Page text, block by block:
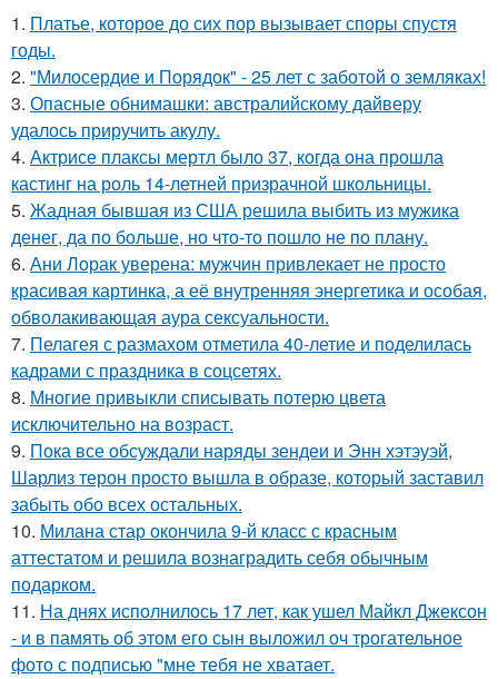
1. Платье, которое до сих пор вызывает споры спустя
годы.
2. "Милосердие и Порядок" - 25 лет с заботой о земляках!
3. Опасные обнимашки: австралийскому дайверу
удалось приручить акулу.
4. Актрисе плаксы мертл было 37, когда она прошла
кастинг на роль 14-летней призрачной школьницы.
5. Жадная бывшая из США решила выбить из мужика
денег, да по больше, но что-то пошло не по плану.
6. Ани Лорак уверена: мужчин привлекает не просто
красивая картинка, а её внутренняя энергетика и особая,
обволакивающая аура сексуальности.
7. Пелагея с размахом отметила 40-летие и поделилась
кадрами с праздника в соцсетях.
8. Многие привыкли списывать потерю цвета
исключительно на возраст.
9. Пока все обсуждали наряды зендеи и Энн хэтэуэй,
Шарлиз терон просто вышла в образе, который заставил
забыть обо всех остальных.
10. Милана стар окончила 9-й класс с красным
аттестатом и решила вознаградить себя обычным
подарком.
11. На днях исполнилось 17 лет, как ушел Майкл Джексон
- и в память об этом его сын выложил оч трогательное
фото с подписью "мне тебя не хватает.